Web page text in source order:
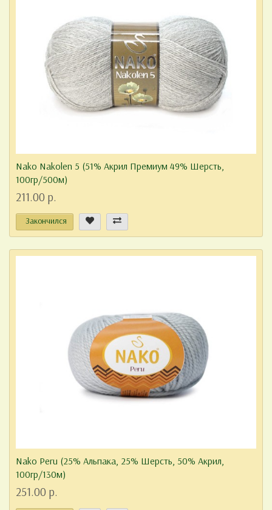
Nako Nakolen 5 (51% Акрил Премиум 49% Шерсть,
100гр/500м)
211.00 р.
Закончился
Nako Peru (25% Альпака, 25% Шерсть, 50% Aкрил,
100гр/130м)
251.00 р.